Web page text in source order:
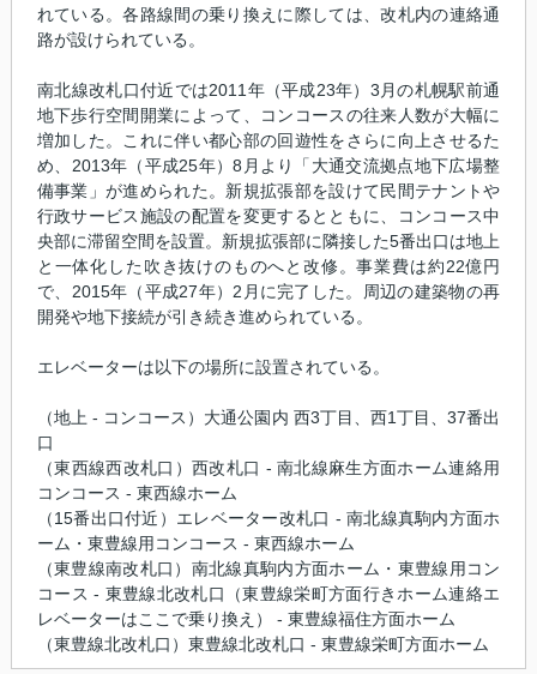
れている。各路線間の乗り換えに際しては、改札内の連絡通
路が設けられている。
南北線改札口付近では2011年（平成23年）3月の札幌駅前通
地下歩行空間開業によって、コンコースの往来人数が大幅に
増加した。これに伴い都心部の回遊性をさらに向上させるた
め、2013年（平成25年）8月より「大通交流拠点地下広場整
備事業」が進められた。新規拡張部を設けて民間テナントや
行政サービス施設の配置を変更するとともに、コンコース中
央部に滞留空間を設置。新規拡張部に隣接した5番出口は地上
と一体化した吹き抜けのものへと改修。事業費は約22億円
で、2015年（平成27年）2月に完了した。周辺の建築物の再
開発や地下接続が引き続き進められている。
エレベーターは以下の場所に設置されている。
（地上 - コンコース）大通公園内 西3丁目、西1丁目、37番出
口
（東西線西改札口）西改札口 - 南北線麻生方面ホーム連絡用
コンコース - 東西線ホーム
（15番出口付近）エレベーター改札口 - 南北線真駒内方面ホ
ーム・東豊線用コンコース - 東西線ホーム
（東豊線南改札口）南北線真駒内方面ホーム・東豊線用コン
コース - 東豊線北改札口（東豊線栄町方面行きホーム連絡エ
レベーターはここで乗り換え） - 東豊線福住方面ホーム
（東豊線北改札口）東豊線北改札口 - 東豊線栄町方面ホーム